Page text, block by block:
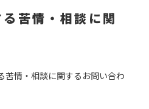
苦情・相談に関
苦情・相談に関するお問い合わ